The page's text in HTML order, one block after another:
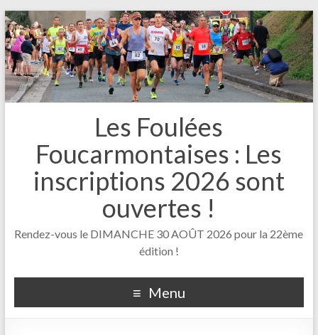
Les Foulées
Foucarmontaises : Les
inscriptions 2026 sont
ouvertes !
Rendez-vous le DIMANCHE 30 AOÛT 2026 pour la 22ème
édition !
Menu